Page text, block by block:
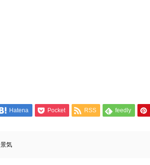
Hatena Pocket RSS feedly
景気